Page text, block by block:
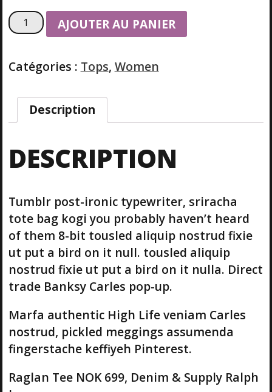
q
u
t
d
R
a
a
n
T
e
e
D
e
i
m
&
S
p
AJOUTER AU PANIER
Catégories : Tops, Women
Description
DESCRIPTION
Tumblr post-ironic typewriter, sriracha
tote bag kogi you probably haven’t heard
of them 8-bit tousled aliquip nostrud fixie
ut put a bird on it null. tousled aliquip
nostrud fixie ut put a bird on it nulla. Direct
trade Banksy Carles pop-up.
Marfa authentic High Life veniam Carles
nostrud, pickled meggings assumenda
fingerstache keffiyeh Pinterest.
Raglan Tee NOK 699, Denim & Supply Ralph